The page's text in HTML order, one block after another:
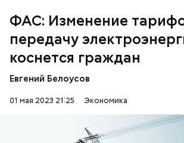
ФАС: Изменение
передачу
коснется граждан
Евгений Белоусов
01 мая 2023 21:25 Экономика